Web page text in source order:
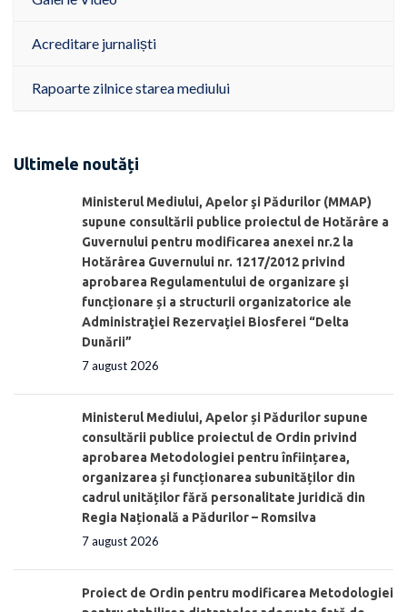
Acreditare jurnaliști
Rapoarte zilnice starea mediului
Ultimele noutăți
Ministerul Mediului, Apelor şi Pădurilor (MMAP)
supune consultării publice proiectul de Hotărâre a
Guvernului pentru modificarea anexei nr.2 la
Hotărârea Guvernului nr. 1217/2012 privind
aprobarea Regulamentului de organizare şi
funcționare și a structurii organizatorice ale
Administraţiei Rezervaţiei Biosferei “Delta
Dunării”
7 august 2026
Ministerul Mediului, Apelor și Pădurilor supune
consultării publice proiectul de Ordin privind
aprobarea Metodologiei pentru înființarea,
organizarea și funcționarea subunităților din
cadrul unităților fără personalitate juridică din
Regia Națională a Pădurilor – Romsilva
7 august 2026
Proiect de Ordin pentru modificarea Metodologiei